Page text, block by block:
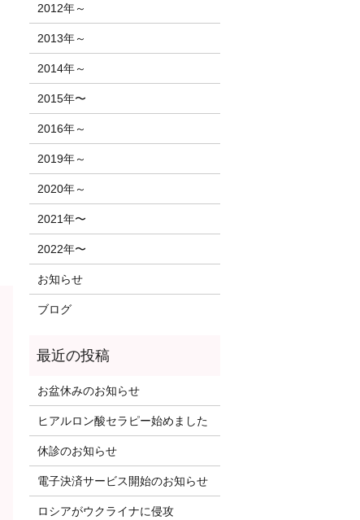
2012年～
2013年～
2014年～
2015年〜
2016年～
2019年～
2020年～
2021年〜
2022年〜
お知らせ
ブログ
お盆休みのお知らせ
ヒアルロン酸セラピー始めました
休診のお知らせ
電子決済サービス開始のお知らせ
ロシアがウクライナに侵攻